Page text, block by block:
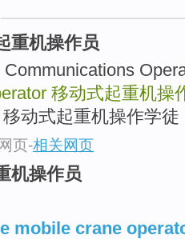
重机操作员
Communications
移动式起重机操
移动式起重机操作学徒
页-相关网页
机操作员
mobile crane